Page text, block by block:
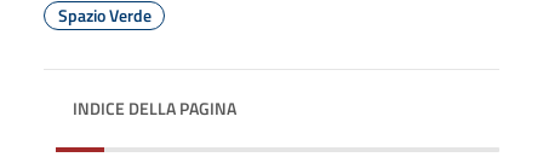
Spazio Verde
INDICE DELLA PAGINA